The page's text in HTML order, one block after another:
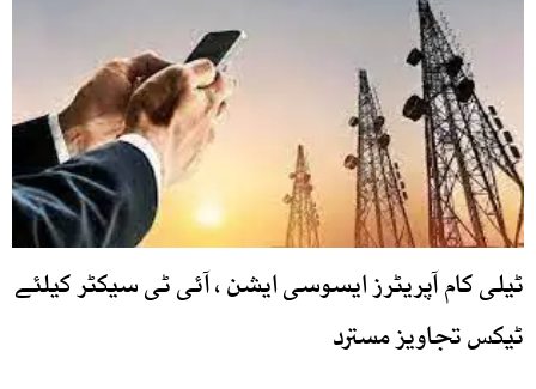
ٹیلی کام آپریٹرز ایسوسی ایشن ، آئی ٹی سیکٹر کیلئے
ٹیکس تجاویز مسترد